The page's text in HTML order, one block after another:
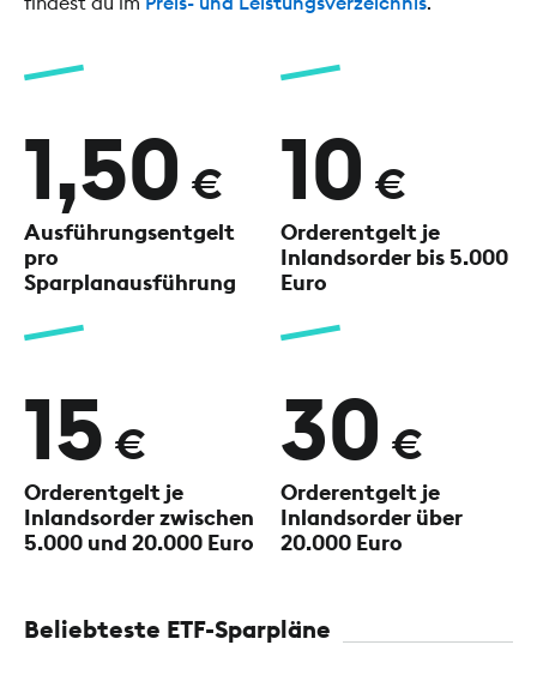
1,50 €
Ausführungsentgelt
pro
Sparplanausführung
10 €
Orderentgelt je
Inlandsorder bis 5.000
Euro
15 €
Orderentgelt je
Inlandsorderzwischen
5.000 und 20.000 Euro
30 €
Orderentgelt je
Inlandsorder über
20.000 Euro
Beliebteste ETF-Sparpläne